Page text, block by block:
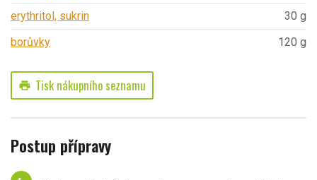
erythritol, sukrin
30 g
borůvky
120 g
print Tisk nákupního seznamu
Postup přípravy